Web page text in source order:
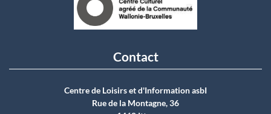
Contact
Centre de Loisirs et d'Information asbI
Rue de la Montagne, 36